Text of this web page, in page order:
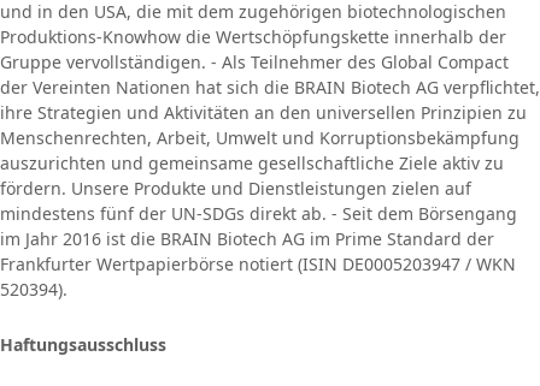
und in den USA, die mit dem zugehörigen biotechnologischen
Produktions-Knowhow die Wertschöpfungskette innerhalb der
Gruppe vervollständigen. - Als Teilnehmer des Global Compact
der Vereinten Nationen hat sich die BRAIN Biotech AG verpflichtet,
ihre Strategien und Aktivitäten an den universellen Prinzipien zu
Menschenrechten, Arbeit, Umwelt und Korruptionsbekämpfung
auszurichten und gemeinsame gesellschaftliche Ziele aktiv zu
fördern. Unsere Produkte und Dienstleistungen zielen auf
mindestens fünf der UN-SDGs direkt ab. - Seit dem Börsengang
im Jahr 2016 ist die BRAIN Biotech AG im Prime Standard der
Frankfurter Wertpapierbörse notiert (ISIN DE0005203947 / WKN
520394).
Haftungsausschluss